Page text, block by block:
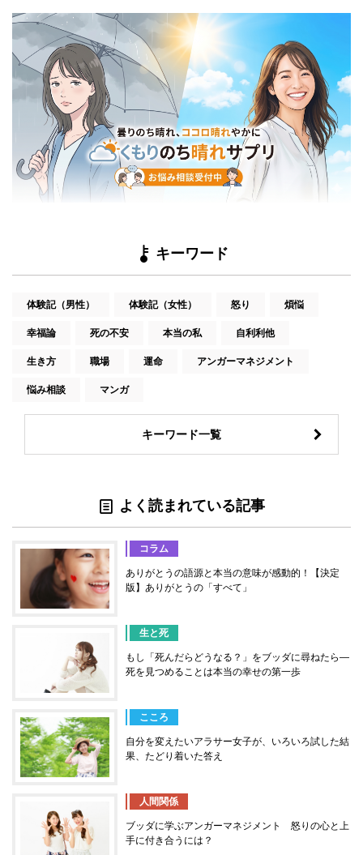
キーワード
体験記（男性） 体験記（女性） 怒り 煩悩
幸福論 死の不安 本当の私 自利利他
生き方 職場 運命 アンガーマネジメント
悩み相談 マンガ
キーワード一覧
よく読まれている記事
コラム
ありがとうの語源と本当の意味が感動的！【決定
版】ありがとうの「すべて」
生と死
もし「死んだらどうなる？」をブッダに尋ねたら―
死を見つめることは本当の幸せの第一歩
こころ
自分を変えたいアラサー女子が、いろいろ試した結
果、たどり着いた答え
人間関係
ブッダに学ぶアンガーマネジメント 怒りの心と上
手に付き合うには？